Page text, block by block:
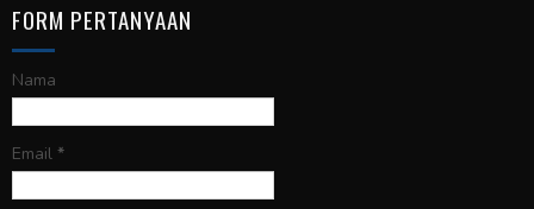
FORM PERTANYAAN
Nama
Email *